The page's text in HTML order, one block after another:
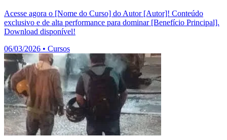
Acesse agora o [Nome do Curso] do Autor [Autor]! Conteúdo
exclusivo e de alta performance para dominar [Benefício Principal].
Download disponível!
06/03/2026 • Cursos